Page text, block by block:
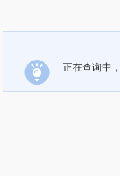
正在查询中